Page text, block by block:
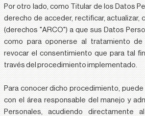
Por otro lado, como Titular de los Datos
derecho de acceder, rectificar, actualizar,
(derechos"ARCO") a que sus Datos
como para oponerse al tratamiento
revocar el consentimiento que para tal
través del procedimiento implementado.
Para conocer dicho procedimiento,
con el área responsable del manejo y
Personales, acudiendo directamente